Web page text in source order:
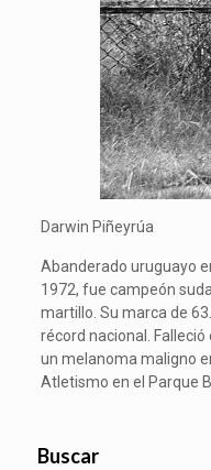
Darwin Piñeyrúa
Abanderado uruguayo
1972, fue campeón
martillo. Su marca de
récord nacional.
un melanoma maligno
Atletismo en el Parque
Buscar